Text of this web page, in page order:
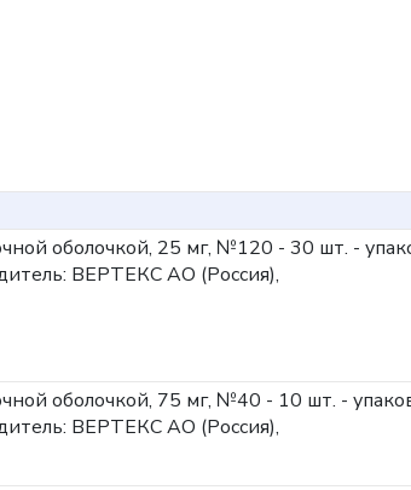
оболочкой, 25 мг, №120 - 30 шт. -
ВЕРТЕКС АО (Россия),
оболочкой, 75 мг, №40 - 10 шт. -
ВЕРТЕКС АО (Россия),